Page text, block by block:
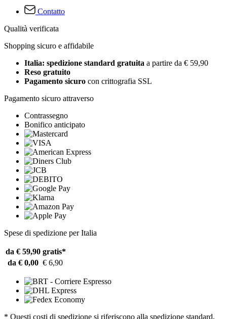
Contatto
Qualità verificata
Shopping sicuro e affidabile
Italia: spedizione standard gratuita a partire da € 59,90
Reso gratuito
Pagamento sicuro con crittografia SSL
Pagamento sicuro attraverso
Contrassegno
Bonifico anticipato
Spese di spedizione per Italia
da € 59,90 gratis*
da € 0,00 € 6,90
* Questi costi di spedizione si riferiscono alla spedizione standard.